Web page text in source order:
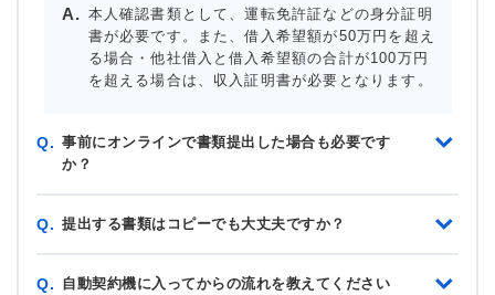
本人確認書類として、運転免許証などの身分証明
書が必要です。また、借入希望額が50万円を超え
る場合・他社借入と借入希望額の合計が100万円
を超える場合は、収入証明書が必要となります。
Q. 事前にオンラインで書類提出した場合も必要です
か？
Q. 提出する書類はコピーでも大丈夫ですか？
Q. 自動契約機に入ってからの流れを教えてください